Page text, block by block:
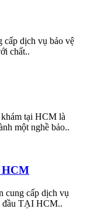
cấp dịch vụ bảo vệ
chất..
tại HCM là
một nghề bảo..
HCM
cấp dịch vụ
đầu TẠI HCM..